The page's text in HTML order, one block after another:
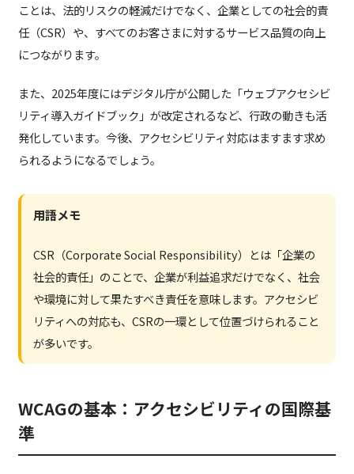
ことは、法的リスクの軽減だけでなく、企業としての社会的責
任（CSR）や、すべてのお客さまに対するサービス品質の向上
につながります。
また、2025年度にはデジタル庁が公開した「ウェブアクセシビ
リティ導入ガイドブック」が改定されるなど、行政の動きも活
発化しています。今後、アクセシビリティ対応はますます求め
られるようになるでしょう。
用語メモ
CSR（Corporate Social Responsibility）とは「企業の
社会的責任」のことで、企業が利益追求だけでなく、社会
や環境に対して果たすべき責任を意味します。アクセシビ
リティへの対応も、CSRの一環として位置づけられること
が多いです。
WCAGの基本：アクセシビリティの国際基
準